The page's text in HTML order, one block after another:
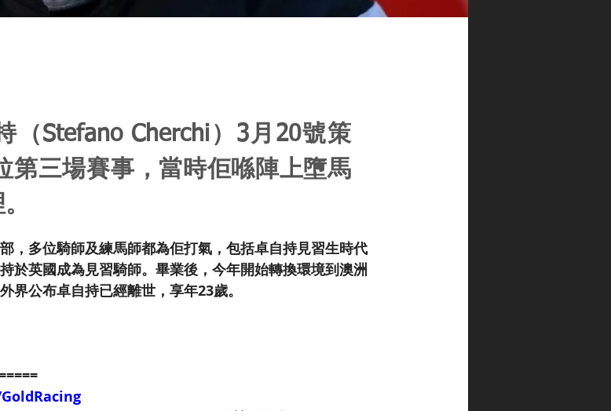
（Stefano Cherchi）3月20號策
第三場賽事，當時佢喺陣上墮馬
，多位騎師及練馬師都為佢打氣，包括卓自持見習生時代
於英國成為見習騎師。畢業後，今年開始轉換環境到澳洲
界公布卓自持已經離世，享年23歲。